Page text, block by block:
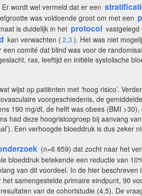
wordt wel vermeld dat er een
was voldoende groot om met een
is duidelijk in het protocol vastgelegd
kan verwachten ( 2,3 ). Het was niet
comité dat blind was voor de
ras, leeftijd en initiële systolische
wijst op patiënten met ‘hoog risico’.
voorgeschiedenis, de
190 mg/dl, de helft was obees (BMI
had deze hoogrisicogroep bij aanvang
Een verhoogde bloeddruk is dus
(n=6 859) dat zocht naar het
bloeddruk betekende een reductie van
van dit voordeel. In de hier
het samengestelde primaire eindpunt, 90
van de cohortstudie (4,5). De